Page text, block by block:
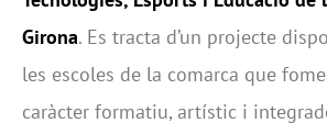
Girona. Es tracta d’un projecte
les escoles de la comarca que
caràcter formatiu, artístic i